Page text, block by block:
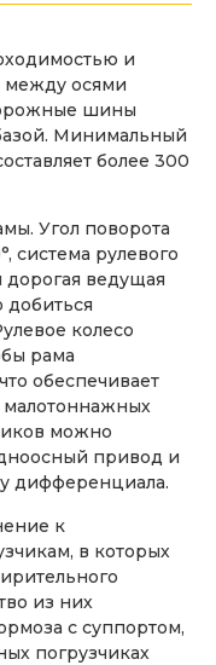
и
осями
шины
Минимальный
более 300
Угол поворота
система рулевого
дорогая ведущая
добиться
колесо
рама
обеспечивает
малотоннажных
можно
привод и
дифференциала.
к
в которых
из них
с суппортом,
погрузчиках